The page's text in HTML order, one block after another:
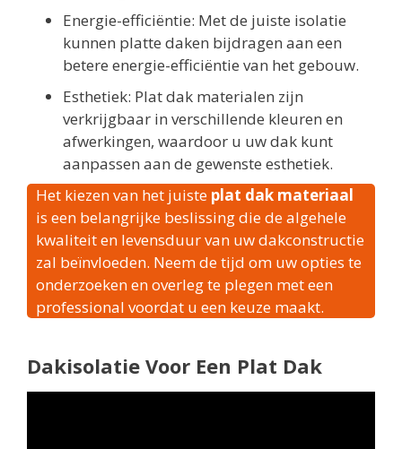
Energie-efficiëntie: Met de juiste isolatie
kunnen platte daken bijdragen aan een
betere energie-efficiëntie van het gebouw.
Esthetiek: Plat dak materialen zijn
verkrijgbaar in verschillende kleuren en
afwerkingen, waardoor u uw dak kunt
aanpassen aan de gewenste esthetiek.
Het kiezen van het juiste plat dak materiaal
is een belangrijke beslissing die de algehele
kwaliteit en levensduur van uw dakconstructie
zal beïnvloeden. Neem de tijd om uw opties te
onderzoeken en overleg te plegen met een
professional voordat u een keuze maakt.
Dakisolatie Voor Een Plat Dak